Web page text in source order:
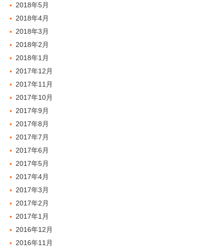
2018年5月
2018年4月
2018年3月
2018年2月
2018年1月
2017年12月
2017年11月
2017年10月
2017年9月
2017年8月
2017年7月
2017年6月
2017年5月
2017年4月
2017年3月
2017年2月
2017年1月
2016年12月
2016年11月